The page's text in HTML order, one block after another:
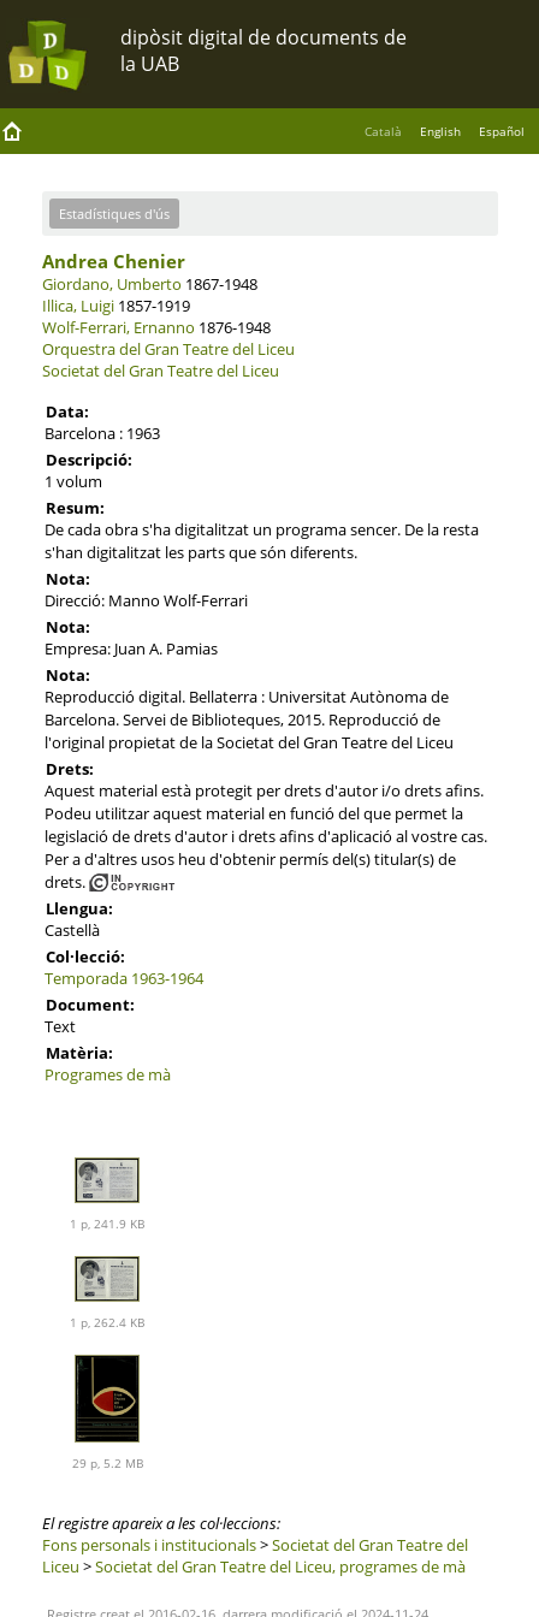
Català English Español
Estadístiques d'ús
Andrea Chenier
Giordano, Umberto 1867-1948
Illica, Luigi1857-1919
Wolf-Ferrari, Ernanno 1876-1948
Orquestra del Gran Teatre del Liceu
Societat del Gran Teatre del Liceu
Data:
Barcelona : 1963
Descripció:
1 volum
Resum:
De cada obra s'ha digitalitzat un programa sencer. De la resta
s'han digitalitzat les parts que són diferents.
Nota:
Direcció: Manno Wolf-Ferrari
Nota:
Empresa: Juan A. Pamias
Nota:
Reproducció digital. Bellaterra : Universitat Autònoma de
Barcelona. Servei de Biblioteques, 2015. Reproducció de
l'original propietat de la Societat del Gran Teatre del Liceu
Drets:
Aquest material està protegit per drets d'autor i/o drets afins.
Podeu utilitzar aquest material en funció del que permet la
legislació de drets d'autor i drets afins d'aplicació al vostre cas.
Per a d'altres usos heu d'obtenir permís del(s) titular(s) de
drets.
Llengua:
Castellà
Col·lecció:
Temporada 1963-1964
Document:
Text
Matèria:
Programes de mà
1 p, 241.9 KB
1 p, 262.4 KB
29 p, 5.2 MB
El registre apareix a les col·leccions:
Fons personals i institucionals>Societat del Gran Teatre del
Liceu >Societat del Gran Teatre del Liceu, programes de mà